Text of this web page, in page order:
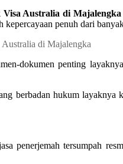
Australia di Majalengka
penuh dari
dokumen penting
berbadan hukum
penerjemah tersumpah